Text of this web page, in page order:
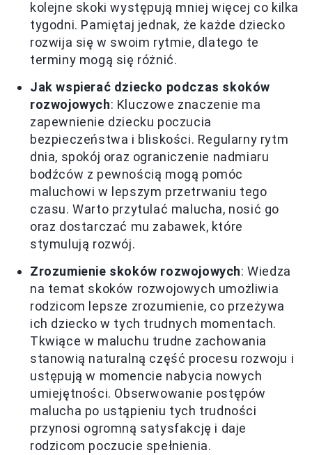
kolejne skoki występują mniej więcej co kilka
tygodni. Pamiętaj jednak, że każde dziecko
rozwija się w swoim rytmie, dlatego te
terminy mogą się różnić.
Jak wspierać dziecko podczas skoków
rozwojowych: Kluczowe znaczenie ma
zapewnienie dziecku poczucia
bezpieczeństwa i bliskości. Regularny rytm
dnia, spokój oraz ograniczenie nadmiaru
bodźców z pewnością mogą pomóc
maluchowi w lepszym przetrwaniu tego
czasu. Warto przytulać malucha, nosić go
oraz dostarczać mu zabawek, które
stymulują rozwój.
Zrozumienie skoków rozwojowych: Wiedza
na temat skoków rozwojowych umożliwia
rodzicom lepsze zrozumienie, co przeżywa
ich dziecko w tych trudnych momentach.
Tkwiące w maluchu trudne zachowania
stanowią naturalną część procesu rozwoju i
ustępują w momencie nabycia nowych
umiejętności. Obserwowanie postępów
malucha po ustąpieniu tych trudności
przynosi ogromną satysfakcję i daje
rodzicom poczucie spełnienia.